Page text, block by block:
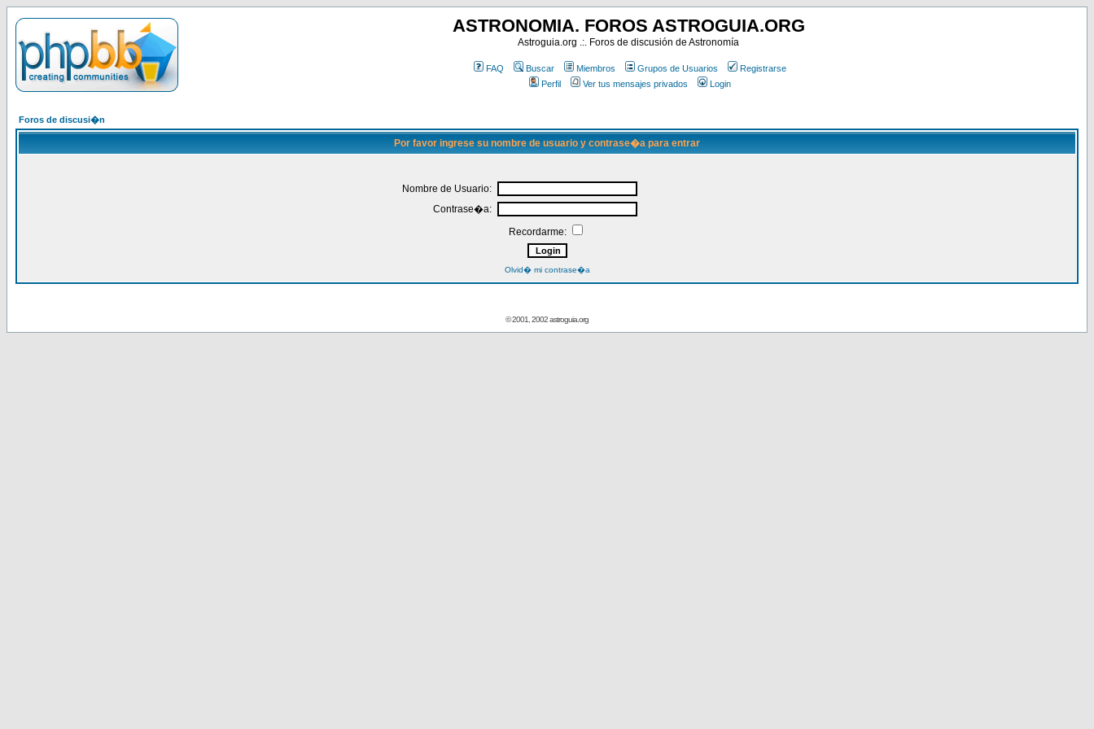
ASTRONOMIA. FOROS ASTROGUIA.ORG
Astroguia.org .:. Foros de discusión de Astronomía
FAQ Buscar Miembros Grupos de Usuarios
Registrarse
Perfil
Ver tus mensajes privados Login
Foros de discusi�n
Por favor ingrese su nombre de usuario y contrase�a para entrar
Nombre de Usuario:
Contrase�a:
Recordarme:
Olvid� mi contrase�a
© 2001, 2002 astroguia.org